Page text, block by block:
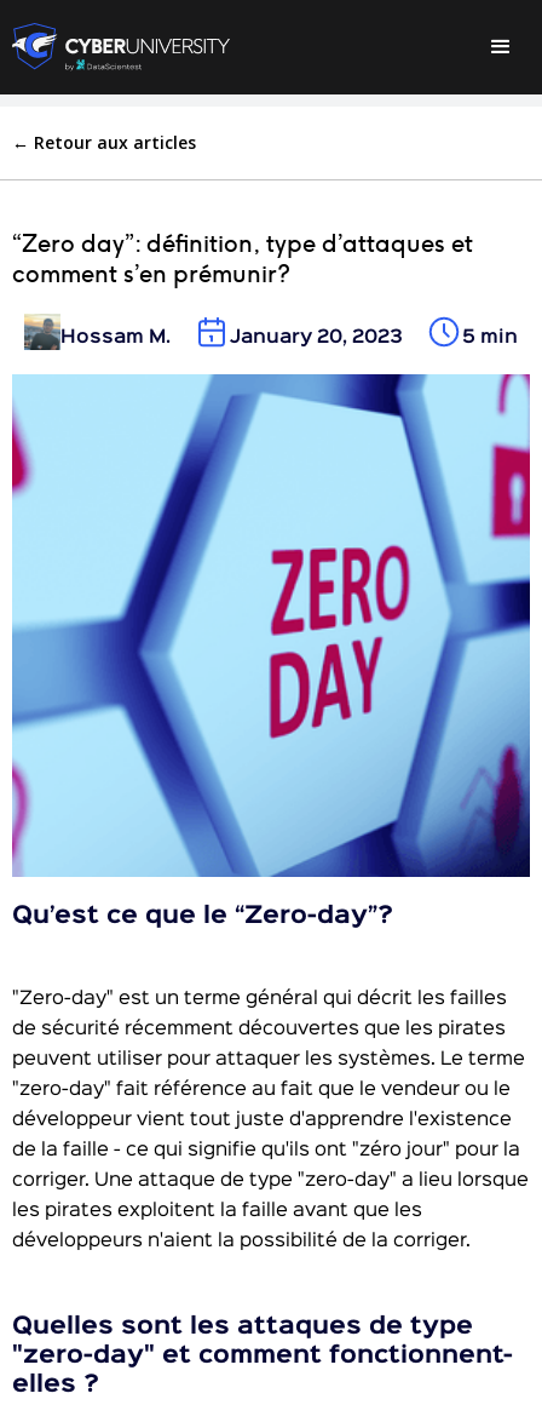
← Retour aux articles
“Zero day”: définition, type d’attaques et
comment s’en prémunir?
Hossam M. January 20, 2023 5 min
Qu’est ce que le “Zero-day”?
"Zero-day" est un terme général qui décrit les failles
de sécurité récemment découvertes que les pirates
peuvent utiliser pour attaquer les systèmes. Le terme
"zero-day" fait référence au fait que le vendeur ou le
développeur vient tout juste d'apprendre l'existence
de la faille - ce qui signifie qu'ils ont "zéro jour" pour la
corriger. Une attaque de type "zero-day" a lieu lorsque
les pirates exploitent la faille avant que les
développeurs n'aient la possibilité de la corriger.
Quelles sont les attaques de type
"zero-day" et comment fonctionnent-
elles ?